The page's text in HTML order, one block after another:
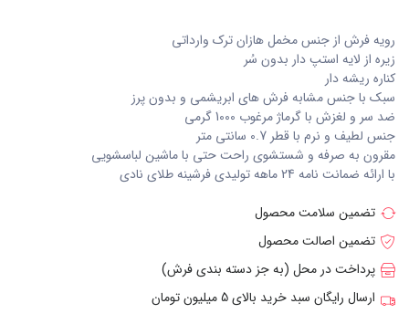
رویه فرش از جنس مخمل هازان ترک وارداتی
زیره از لایه استپ دار بدون سُر
کناره ریشه دار
سبک با جنس مشابه فرش های ابریشمی و بدون پرز
ضد سر و لغزش با گرماژ مرغوب 1000 گرمی
جنس لطیف و نرم با قطر 0.7 سانتی متر
مقرون به صرفه و شستشوی راحت حتی با ماشین لباسشویی
با ارائه ضمانت نامه 24 ماهه تولیدی فرشینه طلای نادی
تضمین سلامت محصول
تضمین اصالت محصول
پرداخت در محل (به جز دسته بندی فرش)
ارسال رایگان سبد خرید بالای 5 میلیون تومان